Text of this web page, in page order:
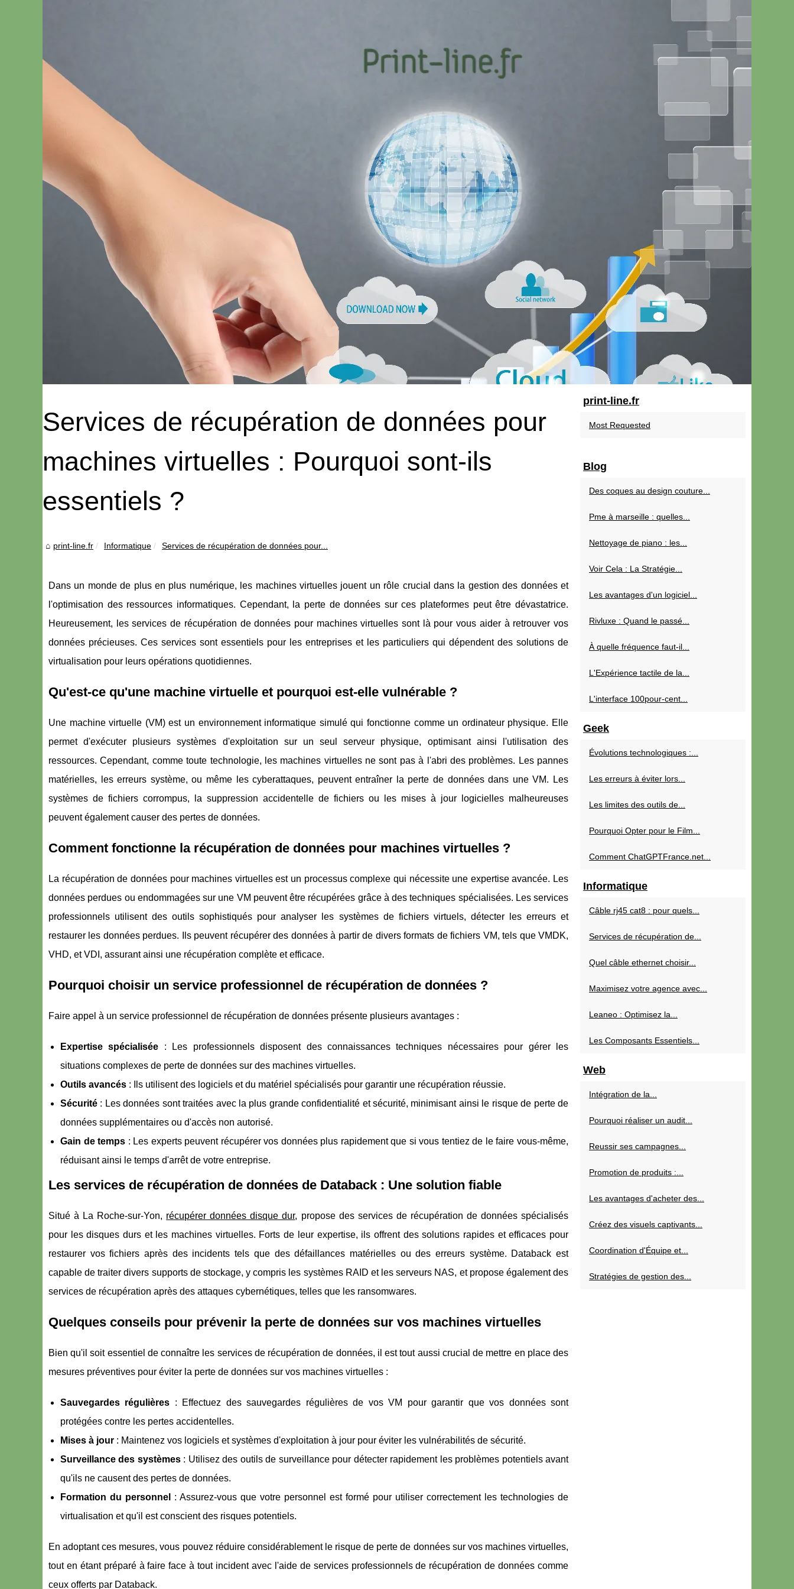
Services de récupération de données pour
machines virtuelles : Pourquoi sont-ils
essentiels ?
print-line.fr Informatique Services de récupération de données pour...
Dans un monde de plus en plus numérique, les machines virtuelles jouent un rôle crucial dans la gestion des données et
l'optimisation des ressources informatiques. Cependant, la perte de données sur ces plateformes peut être dévastatrice.
Heureusement, les services de récupération de données pour machines virtuelles sont là pour vous aider à retrouver vos
données précieuses. Ces services sont essentiels pour les entreprises et les particuliers qui dépendent des solutions de
virtualisation pour leurs opérations quotidiennes.
Qu'est-ce qu'une machine virtuelle et pourquoi est-elle vulnérable ?
Une machine virtuelle (VM) est un environnement informatique simulé qui fonctionne comme un ordinateur physique. Elle
permet d'exécuter plusieurs systèmes d'exploitation sur un seul serveur physique, optimisant ainsi l'utilisation des
ressources. Cependant, comme toute technologie, les machines virtuelles ne sont pas à l'abri des problèmes. Les pannes
matérielles, les erreurs système, ou même les cyberattaques, peuvent entraîner la perte de données dans une VM. Les
systèmes de fichiers corrompus, la suppression accidentelle de fichiers ou les mises à jour logicielles malheureuses
peuvent également causer des pertes de données.
Comment fonctionne la récupération de données pour machines virtuelles ?
La récupération de données pour machines virtuelles est un processus complexe qui nécessite une expertise avancée. Les
données perdues ou endommagées sur une VM peuvent être récupérées grâce à des techniques spécialisées. Les services
professionnels utilisent des outils sophistiqués pour analyser les systèmes de fichiers virtuels, détecter les erreurs et
restaurer les données perdues. Ils peuvent récupérer des données à partir de divers formats de fichiers VM, tels que VMDK,
VHD, et VDI, assurant ainsi une récupération complète et efficace.
Pourquoi choisir un service professionnel de récupération de données ?
Faire appel à un service professionnel de récupération de données présente plusieurs avantages :
Expertise spécialisée : Les professionnels disposent des connaissances techniques nécessaires pour gérer les
situations complexes de perte de données sur des machines virtuelles.
Outils avancés : Ils utilisent des logiciels et du matériel spécialisés pour garantir une récupération réussie.
Sécurité : Les données sont traitées avec la plus grande confidentialité et sécurité, minimisant ainsi le risque de perte de
données supplémentaires ou d'accès non autorisé.
Gain de temps : Les experts peuvent récupérer vos données plus rapidement que si vous tentiez de le faire vous-même,
réduisant ainsi le temps d'arrêt de votre entreprise.
Les services de récupération de données de Databack : Une solution fiable
Situé à La Roche-sur-Yon, récupérer données disque dur, propose des services de récupération de données spécialisés
pour les disques durs et les machines virtuelles. Forts de leur expertise, ils offrent des solutions rapides et efficaces pour
restaurer vos fichiers après des incidents tels que des défaillances matérielles ou des erreurs système. Databack est
capable de traiter divers supports de stockage, y compris les systèmes RAID et les serveurs NAS, et propose également des
services de récupération après des attaques cybernétiques, telles que les ransomwares.
Quelques conseils pour prévenir la perte de données sur vos machines virtuelles
Bien qu'il soit essentiel de connaître les services de récupération de données, il est tout aussi crucial de mettre en place des
mesures préventives pour éviter la perte de données sur vos machines virtuelles :
Sauvegardes régulières : Effectuez des sauvegardes régulières de vos VM pour garantir que vos données sont
protégées contre les pertes accidentelles.
Mises à jour : Maintenez vos logiciels et systèmes d'exploitation à jour pour éviter les vulnérabilités de sécurité.
Surveillance des systèmes: Utilisez des outils de surveillance pour détecter rapidement les problèmes potentiels avant
qu'ils ne causent des pertes de données.
Formation du personnel
: Assurez-vous que votre personnel est formé pour utiliser correctement les technologies de
virtualisation et qu'il est conscient des risques potentiels.
En adoptant ces mesures, vous pouvez réduire considérablement le risque de perte de données sur vos machines virtuelles,
tout en étant préparé à faire face à tout incident avec l'aide de services professionnels de récupération de données comme
ceux offerts par Databack.
print-line.fr
Most Requested
Blog
Des coques au design couture...
Pme à marseille : quelles...
Nettoyage de piano : les...
Voir Cela : La Stratégie...
Les avantages d'un logiciel...
Rivluxe : Quand le passé...
À quelle fréquence faut-il...
L'Expérience tactile de la...
L'interface 100pour-cent...
Geek
Évolutions technologiques :...
Les erreurs à éviter lors...
Les limites des outils de...
Pourquoi Opter pour le Film...
Comment ChatGPTFrance.net...
Informatique
Câble rj45 cat8 : pour quels...
Services de récupération de...
Quel câble ethernet choisir...
Maximisez votre agence avec...
Leaneo : Optimisez la...
Les Composants Essentiels...
Web
Intégration de la...
Pourquoi réaliser un audit...
Reussir ses campagnes...
Promotion de produits :...
Les avantages d'acheter des...
Créez des visuels captivants...
Coordination d'Équipe et...
Stratégies de gestion des...